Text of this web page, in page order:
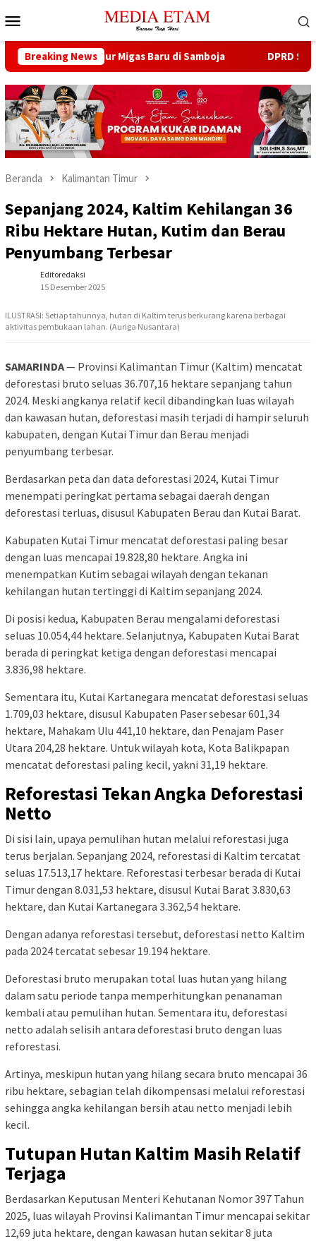
ke
Mobile
Breaking News
13 Sumur Migas Baru di Samboja DPRD Samarinda
Beranda Kalimantan Timur
Sepanjang 2024, Kaltim Kehilangan 36
Ribu Hektare Hutan, Kutim dan Berau
Penyumbang Terbesar
Editoredaksi
15 Desember 2025
ILUSTRASI: Setiap tahunnya, hutan di Kaltim terus berkurang karena berbagai
aktivitas pembukaan lahan. (Auriga Nusantara)
SAMARINDA— Provinsi Kalimantan Timur (Kaltim) mencatat
deforestasi bruto seluas 36.707,16 hektare sepanjang tahun
2024. Meski angkanya relatif kecil dibandingkan luas wilayah
dan kawasan hutan, deforestasi masih terjadi di hampir seluruh
kabupaten, dengan Kutai Timur dan Berau menjadi
penyumbang terbesar.
Berdasarkan peta dan data deforestasi 2024, Kutai Timur
menempati peringkat pertama sebagai daerah dengan
deforestasi terluas, disusul Kabupaten Berau dan Kutai Barat.
Kabupaten Kutai Timur mencatat deforestasi paling besar
dengan luas mencapai 19.828,80 hektare. Angka ini
menempatkan Kutim sebagai wilayah dengan tekanan
kehilangan hutan tertinggi di Kaltim sepanjang 2024.
Di posisi kedua, Kabupaten Berau mengalami deforestasi
seluas 10.054,44 hektare. Selanjutnya, Kabupaten Kutai Barat
berada di peringkat ketiga dengan deforestasi mencapai
3.836,98 hektare.
Sementara itu, Kutai Kartanegara mencatat deforestasi seluas
1.709,03 hektare, disusul Kabupaten Paser sebesar 601,34
hektare, Mahakam Ulu 441,10 hektare, dan Penajam Paser
Utara 204,28 hektare. Untuk wilayah kota, Kota Balikpapan
mencatat deforestasi paling kecil, yakni 31,19 hektare.
Reforestasi Tekan Angka Deforestasi
Netto
Di sisi lain, upaya pemulihan hutan melalui reforestasi juga
terus berjalan. Sepanjang 2024, reforestasi di Kaltim tercatat
seluas 17.513,17 hektare. Reforestasi terbesar berada di Kutai
Timur dengan 8.031,53 hektare, disusul Kutai Barat 3.830,63
hektare, dan Kutai Kartanegara 3.362,54 hektare.
Dengan adanya reforestasi tersebut, deforestasi netto Kaltim
pada 2024 tercatat sebesar 19.194 hektare.
Deforestasi bruto merupakan total luas hutan yang hilang
dalam satu periode tanpa memperhitungkan penanaman
kembali atau pemulihan hutan. Sementara itu, deforestasi
netto adalah selisih antara deforestasi bruto dengan luas
reforestasi.
Artinya, meskipun hutan yang hilang secara bruto mencapai 36
ribu hektare, sebagian telah dikompensasi melalui reforestasi
sehingga angka kehilangan bersih atau netto menjadi lebih
kecil.
Tutupan Hutan Kaltim Masih Relatif
Terjaga
Berdasarkan Keputusan Menteri Kehutanan Nomor 397 Tahun
2025, luas wilayah Provinsi Kalimantan Timur mencapai sekitar
12,69 juta hektare, dengan kawasan hutan sekitar 8 juta